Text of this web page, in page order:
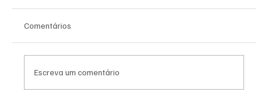
Comentários
Escreva um comentário